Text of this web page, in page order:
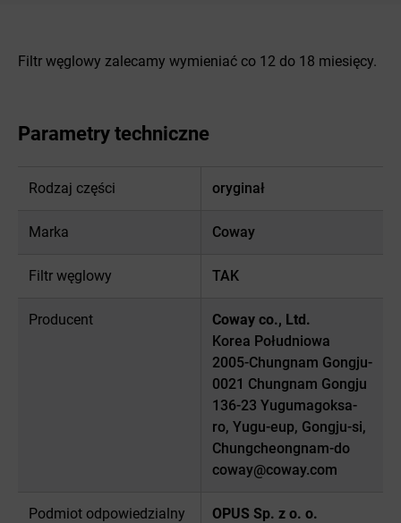
Filtr węglowy zalecamy wymieniać co 12 do 18 miesięcy.
Parametry techniczne
Rodzaj części oryginał
Marka Coway
Filtr węglowy TAK
Producent
Coway co., Ltd.
Korea Południowa
2005-Chungnam Gongju-
0021 Chungnam Gongju
136-23 Yugumagoksa-
ro, Yugu-eup, Gongju-si,
Chungcheongnam-do
coway@coway.com
Podmiot odpowiedzialny
OPUS Sp. z o. o.